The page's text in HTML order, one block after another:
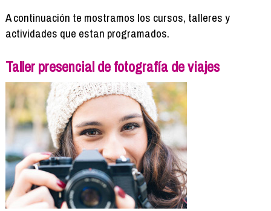
A continuación te mostramos los cursos, talleres y
actividades que estan programados.
Taller presencial de fotografía de viajes